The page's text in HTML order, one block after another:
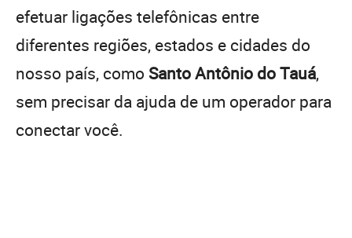
efetuar ligações telefônicas entre
diferentes regiões, estados e cidades do
nosso país, como Santo Antônio do Tauá,
sem precisar da ajuda de um operador para
conectar você.